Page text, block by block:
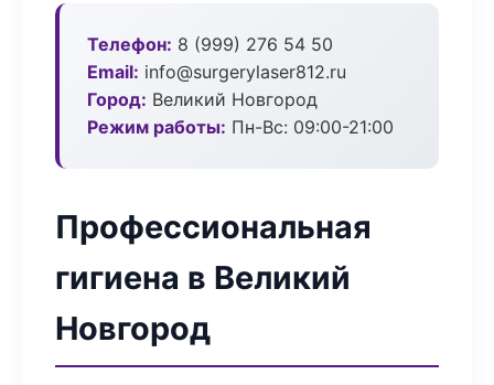
Телефон: 8 (999) 276 54 50
Email: info@surgerylaser812.ru
Город: Великий Новгород
Режим работы: Пн-Вс: 09:00-21:00
Профессиональная
гигиена в Великий
Новгород